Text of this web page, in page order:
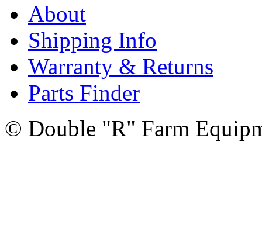
About
Shipping Info
Warranty & Returns
Parts Finder
© Double "R" Farm